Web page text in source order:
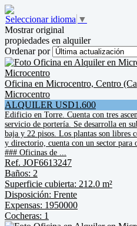
Seleccionar idioma ▼
Mostrar original
propiedades en alquiler
Ordenar por
Oficina en Microcentro, Centro
Microcentro
ALQUILER USD1.600
Edificio en Torre. Cuenta con tres
servicio de portería. Se desarrolla en
baja y 22 pisos. Los plantas son libres
y directorio, cuenta con un sector para
### Oficinas de ...
Ref. JOF6613247
Baños: 2
Superficie cubierta: 212.0 m²
Disposición: Frente
Expensas: 1950000
Cocheras: 1